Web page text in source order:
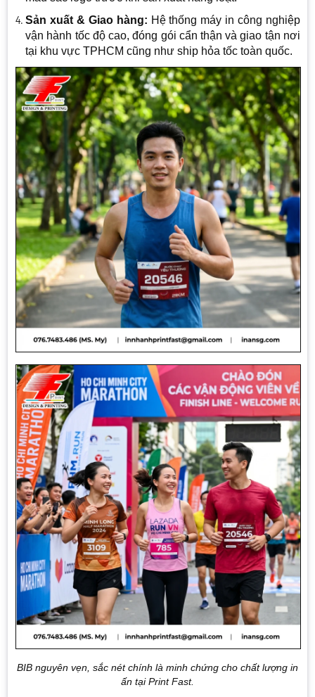
Sản xuất & Giao hàng: Hệ thống máy in công nghiệp
vận hành tốc độ cao, đóng gói cẩn thận và giao tận nơi
tại khu vực TPHCM cũng như ship hỏa tốc toàn quốc.
BIB nguyên vẹn, sắc nét chính là minh chứng cho chất lượng in
ấn tại Print Fast.